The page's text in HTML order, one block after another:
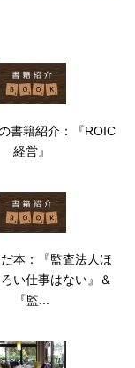
書籍紹介：『ROIC
経営』
本：『監査法人ほ
い仕事はない』＆
『監...